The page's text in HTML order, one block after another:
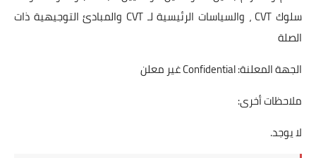
سلوك CVT ، والسياسات الرئيسية لـ CVT والمبادئ التوجيهية ذات
الصلة
الجهة المعلنة: Confidential غير معلن
ملاحظات أخرى:
لا يوجد.